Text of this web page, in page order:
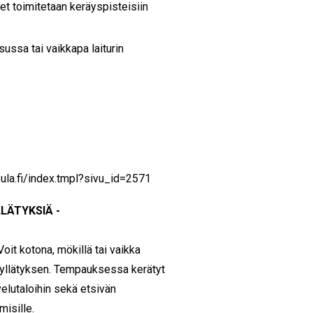
toimitetaan keräyspisteisiin
tai vaikkapa laiturin
index.tmpl?sivu_id=2571
-
kotona, mökillä tai vaikka
Tempauksessa kerätyt
sekä etsivän